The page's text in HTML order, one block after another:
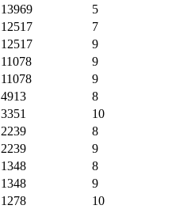
13969
5
12517
7
12517
9
11078
9
11078
9
4913
8
3351
10
2239
8
2239
9
1348
8
1348
9
1278
10